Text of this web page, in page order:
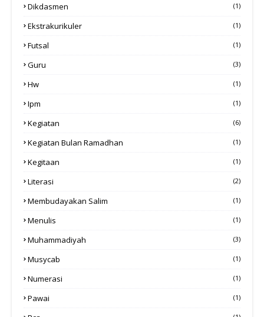
Dikdasmen (1)
Ekstrakurikuler (1)
Futsal (1)
Guru (3)
Hw (1)
Ipm (1)
Kegiatan (6)
Kegiatan Bulan Ramadhan (1)
Kegitaan (1)
Literasi (2)
Membudayakan Salim (1)
Menulis (1)
Muhammadiyah (3)
Musycab (1)
Numerasi (1)
Pawai (1)